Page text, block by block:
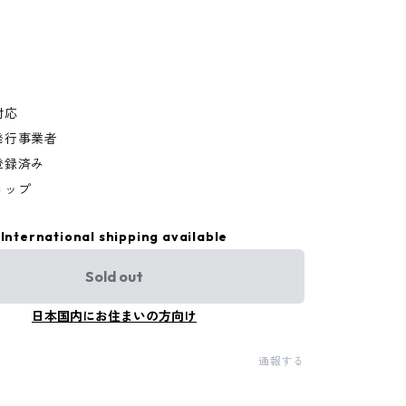
応
事業者
済み
ップ
International shipping available
Sold out
日本国内にお住まいの方向け
通報する